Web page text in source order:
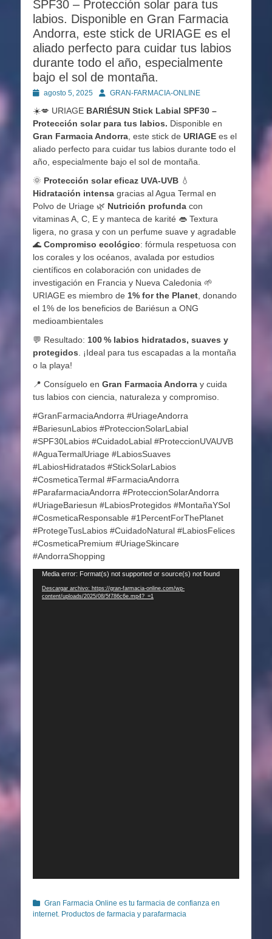
SPF30 – Protección solar para tus
labios. Disponible en Gran Farmacia
Andorra, este stick de URIAGE es el
aliado perfecto para cuidar tus labios
durante todo el año, especialmente
bajo el sol de montaña.
Publicado
agosto 5, 2025 AutorGRAN-FARMACIA-ONLINE
☀️💋 URIAGE BARIÉSUN Stick Labial SPF30 –
Protección solar para tus labios. Disponible en
Gran Farmacia Andorra , este stick de URIAGE es el
aliado perfecto para cuidar tus labios durante todo el
año, especialmente bajo el sol de montaña.
🌞 Protección solar eficaz UVA-UVB 💧
Hidratación intensa gracias al Agua Termal en
Polvo de Uriage 🌿 Nutrición profunda con
vitaminas A, C, E y manteca de karité 👄 Textura
ligera, no grasa y con un perfume suave y agradable
🌊 Compromiso ecológico: fórmula respetuosa con
los corales y los océanos, avalada por estudios
científicos en colaboración con unidades de
investigación en Francia y Nueva Caledonia 🌱
URIAGE es miembro de 1% for the Planet , donando
el 1% de los beneficios de Bariésun a ONG
medioambientales
💬 Resultado: 100 % labios hidratados, suaves y
protegidos . ¡Ideal para tus escapadas a la montaña
o la playa!
📍 Consíguelo en Gran Farmacia Andorra y cuida
tus labios con ciencia, naturaleza y compromiso.
#GranFarmaciaAndorra #UriageAndorra
#BariesunLabios #ProteccionSolarLabial
#SPF30Labios #CuidadoLabial #ProteccionUVAUVB
#AguaTermalUriage #LabiosSuaves
#LabiosHidratados #StickSolarLabios
#CosmeticaTermal #FarmaciaAndorra
#ParafarmaciaAndorra #ProteccionSolarAndorra
#UriageBariesun #LabiosProtegidos #MontañaYSol
#CosmeticaResponsable #1PercentForThePlanet
#ProtegeTusLabios #CuidadoNatural #LabiosFelices
#CosmeticaPremium #UriageSkincare
#AndorraShopping
Reproductor
vídeo
Media error: Format(s) not supported or source(s) not found
Descargar archivo: https://gran-farmacia-online.com/wp-
content/uploads/2025/08/5f786c6e.mp4?_=1
Categorías
Gran Farmacia Online es tu farmacia de confianza en
internet. Productos de farmacia y parafarmacia